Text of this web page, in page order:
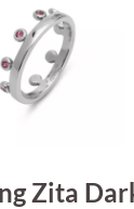
Zita